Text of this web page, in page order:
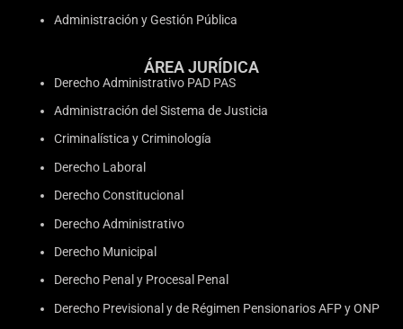
Administración y Gestión Pública
ÁREA JURÍDICA
Derecho Administrativo PAD PAS
Administración del Sistema de Justicia
Criminalística y Criminología
Derecho Laboral
Derecho Constitucional
Derecho Administrativo
Derecho Municipal
Derecho Penal y Procesal Penal
Derecho Previsional y de Régimen Pensionarios AFP y ONP